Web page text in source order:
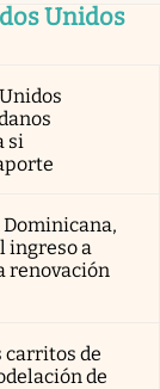
Unidos
si
ingreso a
renovación
carritos de
de